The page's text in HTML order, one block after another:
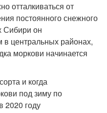
отталкиваться от
постоянного снежного
Сибири он
в центральных районах,
моркови начинается